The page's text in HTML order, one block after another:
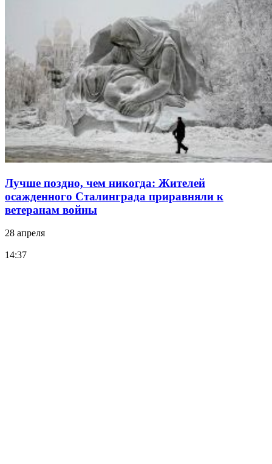
Лучше поздно, чем никогда: Жителей
осажденного Сталинграда приравняли к
ветеранам войны
28 апреля
14:37